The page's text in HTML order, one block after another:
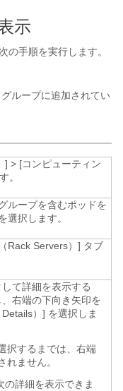
示
の手順を実行します。
ループに追加されてい
] > [コンピューティン
。
ループを含むポッドを
選択します。
Rack Servers）] タブ
て詳細を表示する
右端の下向き矢印を
）] を選択しま
択するまでは、右端
れません。
の詳細を表示できま